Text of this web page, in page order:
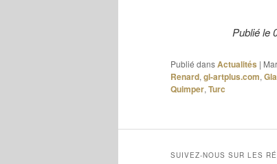
Publié le
Publié dansActualités |
Renard, gl-artplus.com,
Quimper, Turc
SUIVEZ-NOUS SUR LES